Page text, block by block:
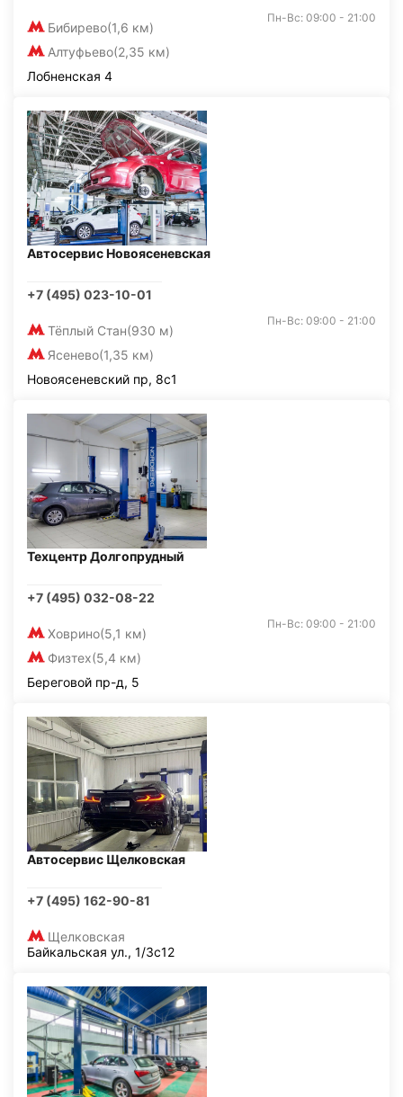
Бибирево(1,6 км)
Алтуфьево(2,35 км)
Пн-Вс: 09:00 - 21:00
Лобненская 4
Автосервис Новоясеневская
+7 (495) 023-10-01
Тёплый Стан(930 м)
Ясенево(1,35 км)
Пн-Вс: 09:00 - 21:00
Новоясеневский пр, 8с1
Техцентр Долгопрудный
+7 (495) 032-08-22
Ховрино(5,1 км)
Физтех(5,4 км)
Пн-Вс: 09:00 - 21:00
Береговой пр-д, 5
Автосервис Щелковская
+7 (495) 162-90-81
Щелковская
Байкальская ул., 1/3с12